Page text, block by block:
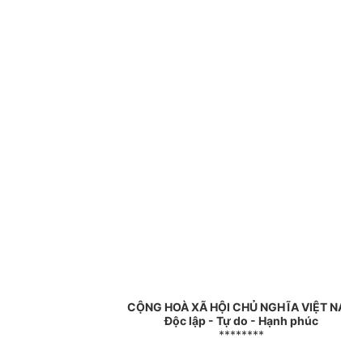
CỘNG HOÀ XÃ HỘI CHỦ NGHĨA VIỆT
Độc lập - Tự do - Hạnh phúc
********